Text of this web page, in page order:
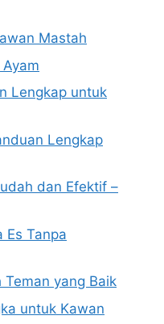
Mastah
Lengkap untuk
Lengkap
dan Efektif –
Es Tanpa
Teman yang Baik
untuk Kawan